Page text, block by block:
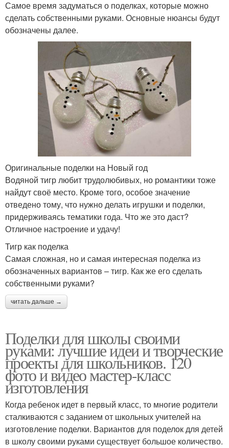
Самое время задуматься о поделках, которые можно
сделать собственными руками. Основные нюансы будут
обозначены далее.
Оригинальные поделки на Новый год
Водяной тигр любит трудолюбивых, но романтики тоже
найдут своё место. Кроме того, особое значение
отведено тому, что нужно делать игрушки и поделки,
придерживаясь тематики года. Что же это даст?
Отличное настроение и удачу!
Тигр как поделка
Самая сложная, но и самая интересная поделка из
обозначенных вариантов – тигр. Как же его сделать
собственными руками?
читать дальше →
Поделки для школы своими
руками: лучшие идеи и творческие
проекты для школьников. 120
фото и видео мастер-класс
изготовления
Когда ребенок идет в первый класс, то многие родители
сталкиваются с заданием от школьных учителей на
изготовление поделки. Вариантов для поделок для детей
в школу своими руками существует большое количество.